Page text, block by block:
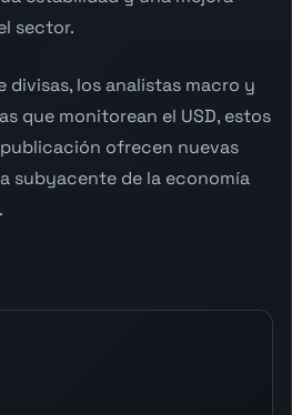
sector.
divisas, los analistas macro y
que monitorean el USD, estos
ofrecen nuevas
subyacente de la economía